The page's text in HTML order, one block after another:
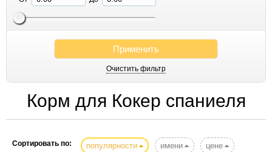
Применить
Очистить фильтр
Корм для Кокер спаниеля
Сортировать по: популярности имени цене